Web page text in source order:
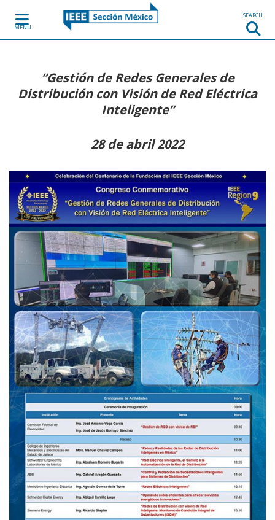
MENU
SEARCH
“Gestión de Redes Generales de
Distribución con Visión de Red Eléctrica
Inteligente”
28 de abril 2022